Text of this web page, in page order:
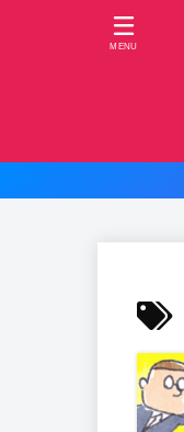
MENU